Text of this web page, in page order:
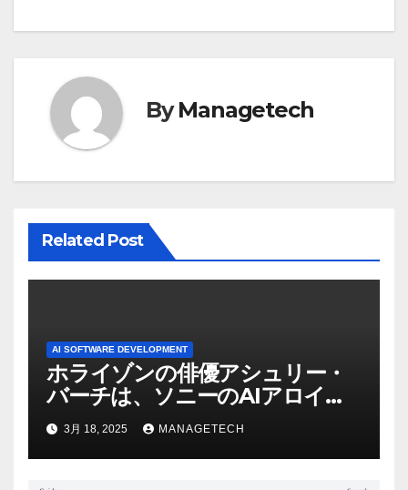
ョ
ン
ByManagetech
Related Post
AI SOFTWARE DEVELOPMENT
ホライゾンの俳優アシュリー・
バーチは、ソニーのAIアロイの
ビデオを見て「ゲームパフォー
マンスという芸術形式に不安を
感じた」と語る – IGN
3月 18, 2025 MANAGETECH